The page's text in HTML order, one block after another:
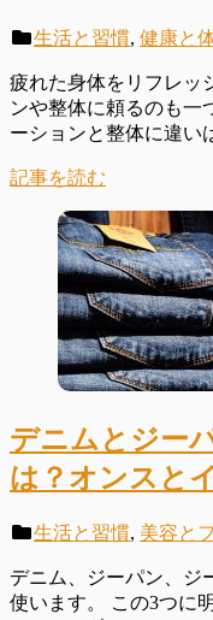
生活と習慣, 健康と
疲れた身体をリフレッ
ンや整体に頼るのも一
ーションと整体に違い
記事を読む
デニムとジー
は？オンスと
生活と習慣, 美容と
デニム、ジーパン、ジ
使います。 この3つに